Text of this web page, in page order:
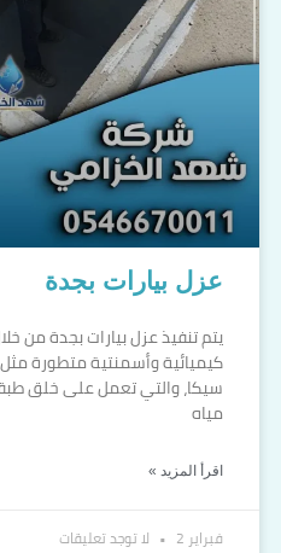
عزل بيارات بجدة
يتم تنفيذ عزل بيارات بجدة من
كيميائية وأسمنتية متطورة
سيكا، والتي تعمل على خلق
مياه
اقرأ المزيد »
فبراير 2 لا توجد تعليقات